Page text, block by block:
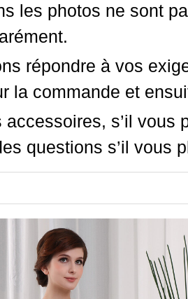
les photos ne sont
répondre à vos
la commande et
accessoires, s’il
questions s’il vous